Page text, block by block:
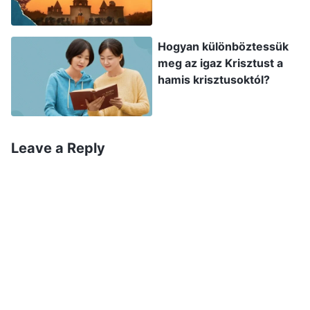
azt, hogy hogyan állították össze. Úgy hiszik,
hogy Isten munkája és igéi mind benne vannak a
Bibliában, és tagadnak és elítélnek mindent, ami
a Biblián kívül esik. Egybevág ez a történeti
tényekkel? Ez az állítás nem Isten munkájának
Bibliát utólag állították össze, méghozzá
Hogyan különböztessük
meg az igaz Krisztust a
hamis krisztusoktól?
Leave a Reply